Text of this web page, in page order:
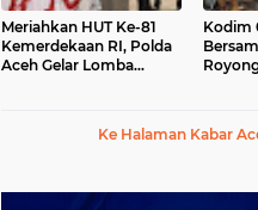
Meriahkan HUT Ke-81
Kemerdekaan RI, Polda
Aceh Gelar Lomba
Kodim
Ke Halaman Kabar